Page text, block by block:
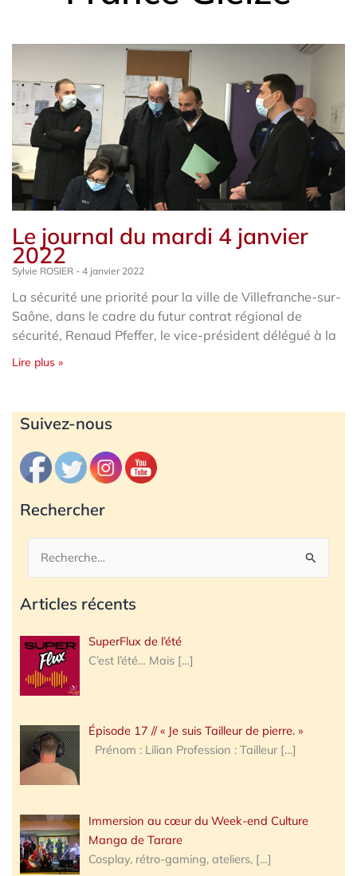
Le journal du mardi 4 janvier
2022
Sylvie ROSIER 4 janvier 2022
La sécurité une priorité pour la ville de Villefranche-sur-
Saône, dans le cadre du futur contrat régional de
sécurité, Renaud Pfeffer, le vice-président délégué à la
Lire plus »
Suivez-nous
Rechercher
Rechercher :
Articles récents
SuperFlux de l’été
C’est l’été… Mais […]
Épisode 17 // « Je suis Tailleur de pierre. »
Prénom : Lilian Profession : Tailleur […]
Immersion au cœur du Week-end Culture
Manga de Tarare
Cosplay, rétro-gaming, ateliers, […]
Archives